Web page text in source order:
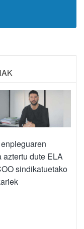
aztertu dute ELA
sindikatuetako